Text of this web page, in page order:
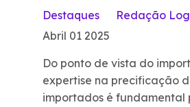
Destaques
Redação
Abril 01 2025
Do ponto de vista do
expertise na precificação
importados é